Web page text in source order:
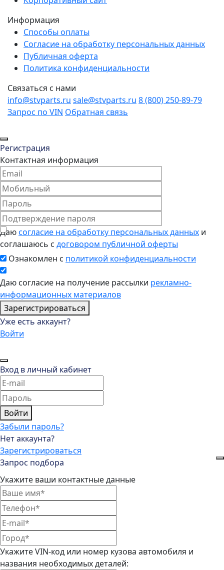
Информация
Способы оплаты
Согласие на обработку персональных данных
Публичная оферта
Политика конфиденциальности
Связаться с нами
info@stvparts.ru sale@stvparts.ru 8 (800) 250-89-79
Запрос по VIN Обратная связь
Регистрация
Контактная информация
Даюсогласие на обработку персональных данных и
соглашаюсь с договором публичной оферты
Ознакомлен с политикой конфиденциальности
Даю согласие на получение рассылки рекламно-
информационных материалов
Зарегистрироваться
Уже есть аккаунт?
Войти
Вход в личный кабинет
Войти
Забыли пароль?
Нет аккаунта?
Зарегистрироваться
Запрос подбора
Укажите ваши контактные данные
Укажите VIN-код или номер кузова автомобиля и
названия необходимых деталей: